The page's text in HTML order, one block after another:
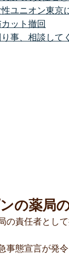
ユニオン東京
ット撤回
事、相談して
の薬局
の責任者とし
事態宣言が発